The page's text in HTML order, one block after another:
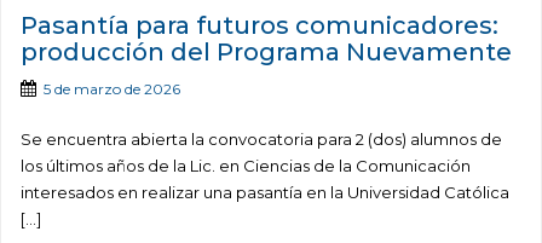
Pasantía para futuros comunicadores:
producción del Programa Nuevamente
5 de marzo de 2026
Se encuentra abierta la convocatoria para 2 (dos) alumnos de
los últimos años de la Lic. en Ciencias de la Comunicación
interesados en realizar una pasantía en la Universidad Católica
[…]